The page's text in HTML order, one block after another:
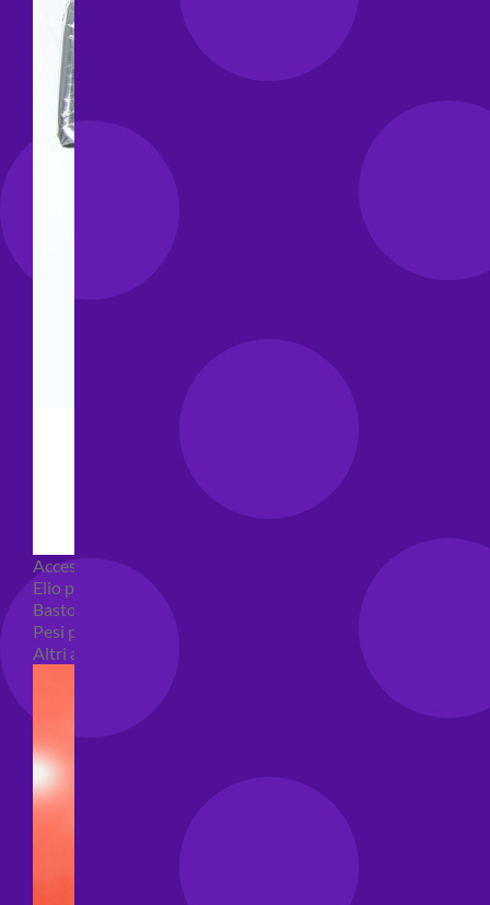
Accessori e Attrezzatura palloncini
Elio per palloncini
Bastoncini per palloncini
Pesi per palloncini
Altri accessori palloncini